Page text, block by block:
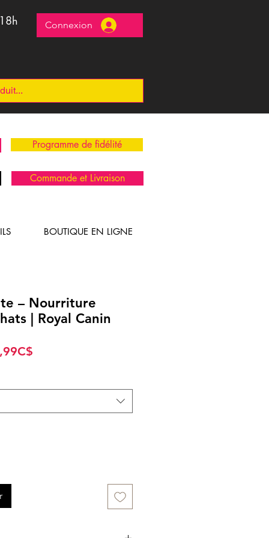
Connexion
Programme de fidélité
Commande et Livraison
BOUTIQUE EN LIGNE
– Nourriture
| Royal Canin